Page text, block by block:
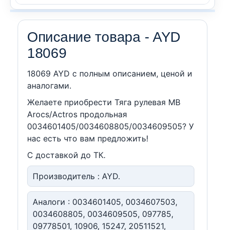
Описание товара - AYD
18069
18069 AYD c полным описанием, ценой и
аналогами.
Желаете приобрести Тяга рулевая MB
Arocs/Actros продольная
0034601405/0034608805/0034609505? У
нас есть что вам предложить!
С доставкой до ТК.
Производитель : AYD.
Аналоги : 0034601405, 0034607503,
0034608805, 0034609505, 097785,
09778501, 10906, 15247, 20511521,